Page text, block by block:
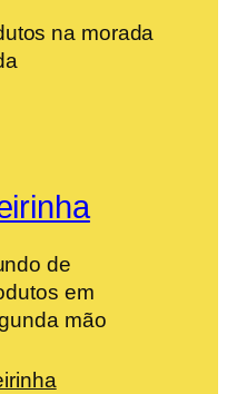
na morada
de
em
mão